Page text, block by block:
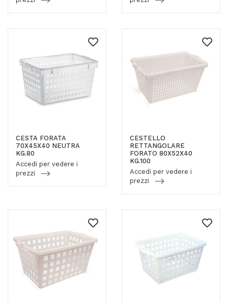
CESTA FORATA
70X45X40 NEUTRA
KG.80
Accedi per vedere i
prezzi
CESTELLO
RETTANGOLARE
FORATO 80X52X40
KG.100
Accedi per vedere i
prezzi